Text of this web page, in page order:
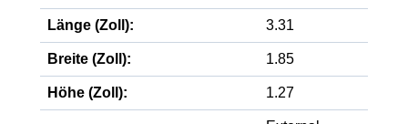
Länge (Zoll): 3.31
Breite (Zoll): 1.85
Höhe (Zoll): 1.27